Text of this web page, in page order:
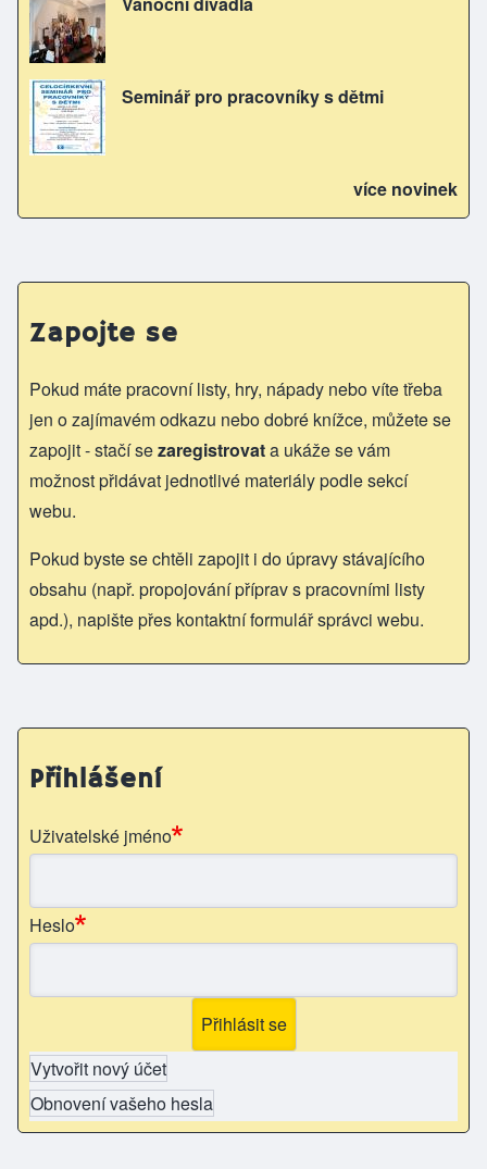
Seminář pro pracovníky s dětmi
více novinek
Zapojte se
Pokud máte pracovní listy, hry, nápady nebo víte třeba
jen o zajímavém odkazu nebo dobré knížce, můžete se
zapojit - stačí sezaregistrovata ukáže se vám
možnost přidávat jednotlivé materiály podle sekcí
webu.
Pokud byste se chtěli zapojit i do úpravy stávajícího
obsahu (např. propojování příprav s pracovními listy
apd.), napište přes kontaktní formulář správci webu.
Přihlášení
Uživatelské jméno
Heslo
Vytvořit nový účet
Obnovení vašeho hesla